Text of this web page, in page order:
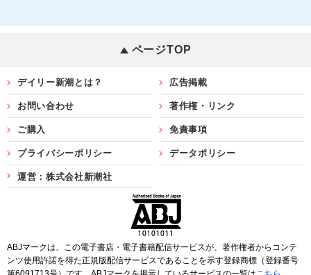
ページTOP
デイリー新潮とは？ 広告掲載
お問い合わせ 著作権・リンク
ご購入 免責事項
プライバシーポリシー データポリシー
運営：株式会社新潮社
ABJマークは、この電子書店・電子書籍配信サービスが、著作権者からコンテ
ンツ使用許諾を得た正規版配信サービスであることを示す登録商標（登録番号